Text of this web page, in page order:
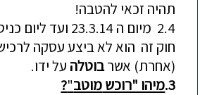
תהיה זכאי להטבה!
2.4
מיום ה 23.3.14
חוק זה הוא לא ביצע עסקה
(אחרת) אשרבוטלה על ידו.
3.מיהו "רוכשמוטב"
?